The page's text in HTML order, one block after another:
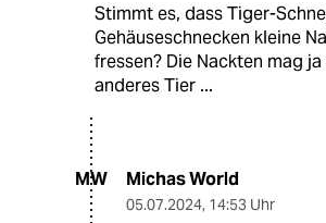
Stimmt es, dass Tiger-
Gehäuseschnecken kleine
fressen? Die Nackten mag
anderes Tier ...
MW Michas World
05.07.2024, 14:53 Uhr